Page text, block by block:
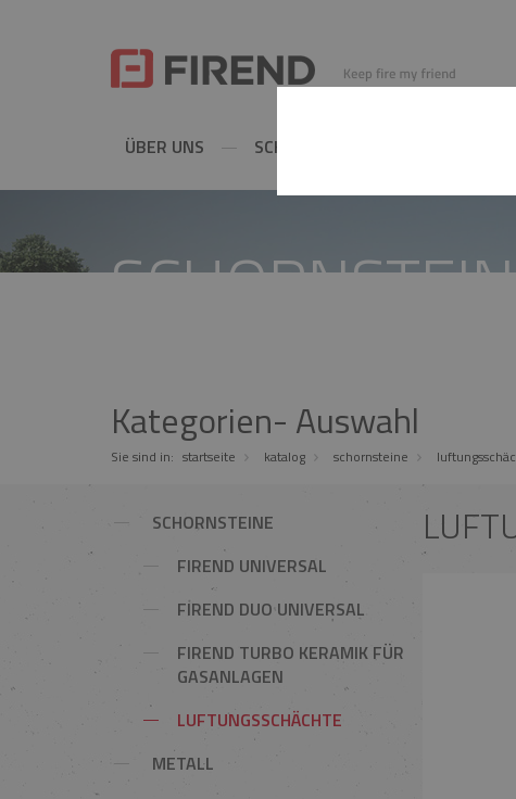
ÜBER UNS SCHORNSTEINE
Kategorien- Auswahl
Sie sind in: startseite katalog schornsteine
SCHORNSTEINE
FIREND UNIVERSAL
FIREND DUO UNIVERSAL
FIREND TURBO KERAMIK FÜR
GASANLAGEN
LUFTUNGSSCHÄCHTE
METALL